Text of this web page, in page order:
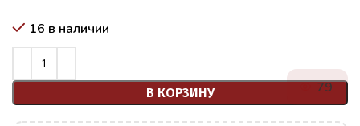
16 в наличии
В КОРЗИНУ 79